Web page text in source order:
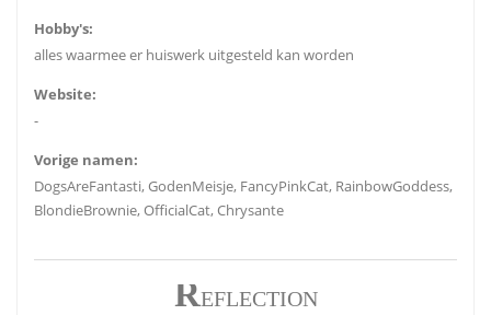
Hobby's:
alles waarmee er huiswerk uitgesteld kan worden
Website:
-
Vorige namen:
DogsAreFantasti, GodenMeisje, FancyPinkCat, RainbowGoddess,
BlondieBrownie, OfficialCat, Chrysante
REFLECTION